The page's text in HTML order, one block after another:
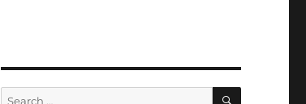
Search
SEARCH